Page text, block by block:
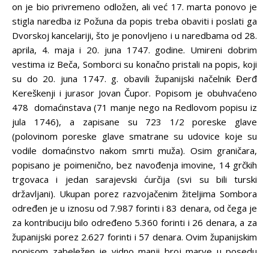
on je bio privremeno odložen, ali već 17. marta ponovo je
stigla naredba iz Požuna da popis treba obaviti i poslati ga
Dvorskoj kancelariji, što je ponovljeno i u naredbama od 28.
aprila, 4. maja i 20. juna 1747. godine. Umireni dobrim
vestima iz Beča, Somborci su konačno pristali na popis, koji
su do 20. juna 1747. g. obavili županijski načelnik Đerđ
Kereškenji i jurasor Jovan Čupor. Popisom je obuhvaćeno
478 domaćinstava (71 manje nego na Redlovom popisu iz
jula 1746), a zapisane su 723 1/2
poreske glave
(polovinom poreske glave smatrane su udovice koje su
vodile domaćinstvo nakom smrti muža). Osim graničara,
popisano je poimenično, bez navođenja imovine, 14 grčkih
trgovaca i jedan sarajevski ćurčija (svi su bili turski
državljani). Ukupan porez razvojačenim žiteljima Sombora
određen je u iznosu od 7.987 forinti i 83 denara, od čega je
za kontribuciju bilo određeno 5.360 forinti i 26 denara, a za
županijski porez 2.627 forinti i 57 denara. Ovim županijskim